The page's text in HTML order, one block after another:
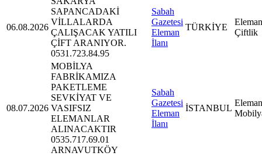
06.08.2026
SAPANCADAKİ
VİLLALARDA
ÇALIŞACAK YATILI
ÇİFT ARANIYOR.
0531.723.84.95
Sabah
Gazetesi
Eleman
İlanı
TÜRKİYE
Çiftlik
08.07.2026
MOBİLYA
FABRİKAMIZA
PAKETLEME
SEVKİYAT VE
VASIFSIZ
ELEMANLAR
ALINACAKTIR
0535.717.69.01
ARNAVUTKÖY
Sabah
Gazetesi
Eleman
İlanı
İSTANBUL